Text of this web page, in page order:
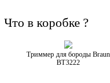
Что в коробке ?
Триммер для бороды Braun
BT3222